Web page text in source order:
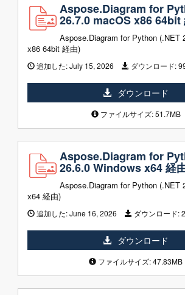
Aspose.Diagram for
26.7.0 macOS x86 64bit
Aspose.Diagram for Python (.NET
x86 64bit 経由)
追加した:July 15, 2026 ダウンロード:
ダウンロード
ファイルサイズ: 51.7MB
Aspose.Diagram for
26.6.0 Windows x64 経
Aspose.Diagram for Python (.NET
x64 経由)
追加した:June 16, 2026 ダウンロード:
ダウンロード
ファイルサイズ: 47.83MB